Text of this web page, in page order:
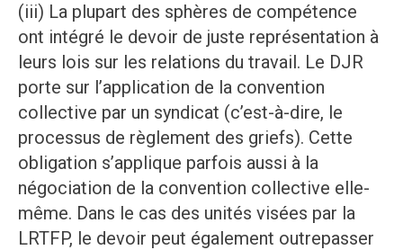
(iii) La plupart des sphères de compétence
ont intégré le devoir de juste représentation à
leurs lois sur les relations du travail. Le DJR
porte sur l’application de la convention
collective par un syndicat (c’est-à-dire, le
processus de règlement des griefs). Cette
obligation s’applique parfois aussi à la
négociation de la convention collective elle-
même. Dans le cas des unités visées par la
LRTFP, le devoir peut également outrepasser